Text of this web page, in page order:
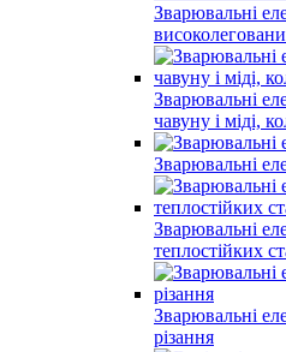
Зварювальні
Зварювальні
чавуну і міді,
Зварювальні
Зварювальні
теплостійких
Зварювальні
різання